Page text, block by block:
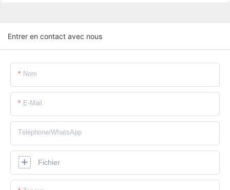
Entrer en contact avec nous
Nom
E-Mail
Téléphone/WhatsApp
Fichier